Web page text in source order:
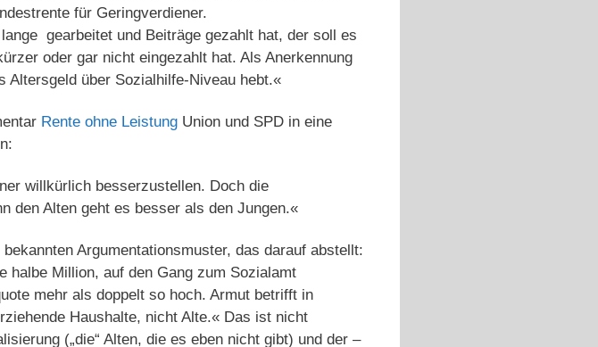
für Geringverdiener.
gearbeitet und Beiträge gezahlt hat, der soll es
oder gar nicht eingezahlt hat. Als Anerkennung
Altersgeld über Sozialhilfe-Niveau hebt.«
Rente ohne Leistung Union und SPD in eine
willkürlich besserzustellen. Doch die
den Alten geht es besser als den Jungen.«
Argumentationsmuster, das darauf abstellt:
Million, auf den Gang zum Sozialamt
mehr als doppelt so hoch. Armut betrifft in
Haushalte, nicht Alte.« Das ist nicht
(„die“ Alten, die es eben nicht gibt) und der –